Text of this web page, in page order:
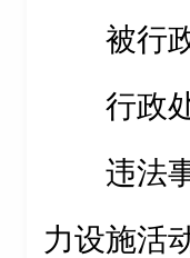
被行
行政
违法
力设施活